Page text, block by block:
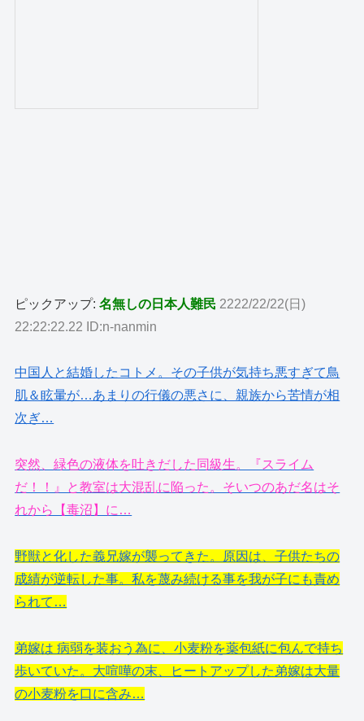
ピックアップ:名無しの日本人難民 2222/22/22(日)
22:22:22.22 ID:n-nanmin
中国人と結婚したコトメ。その子供が気持ち悪すぎて鳥
肌＆眩暈が…あまりの行儀の悪さに、親族から苦情が相
次ぎ…
突然、緑色の液体を吐きだした同級生。『スライム
だ！！』と教室は大混乱に陥った。そいつのあだ名はそ
れから【毒沼】に…
野獣と化した義兄嫁が襲ってきた。原因は、子供たちの
成績が逆転した事。私を蔑み続ける事を我が子にも責め
られて…
弟嫁は 病弱を装おう為に、小麦粉を薬包紙に包んで持ち
歩いていた。大喧嘩の末、ヒートアップした弟嫁は大量
の小麦粉を口に含み…